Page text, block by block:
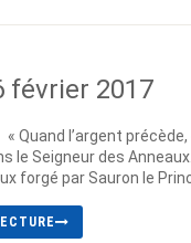
février 2017
l’argent précède,
le Seigneur des
forgé par Sauron le